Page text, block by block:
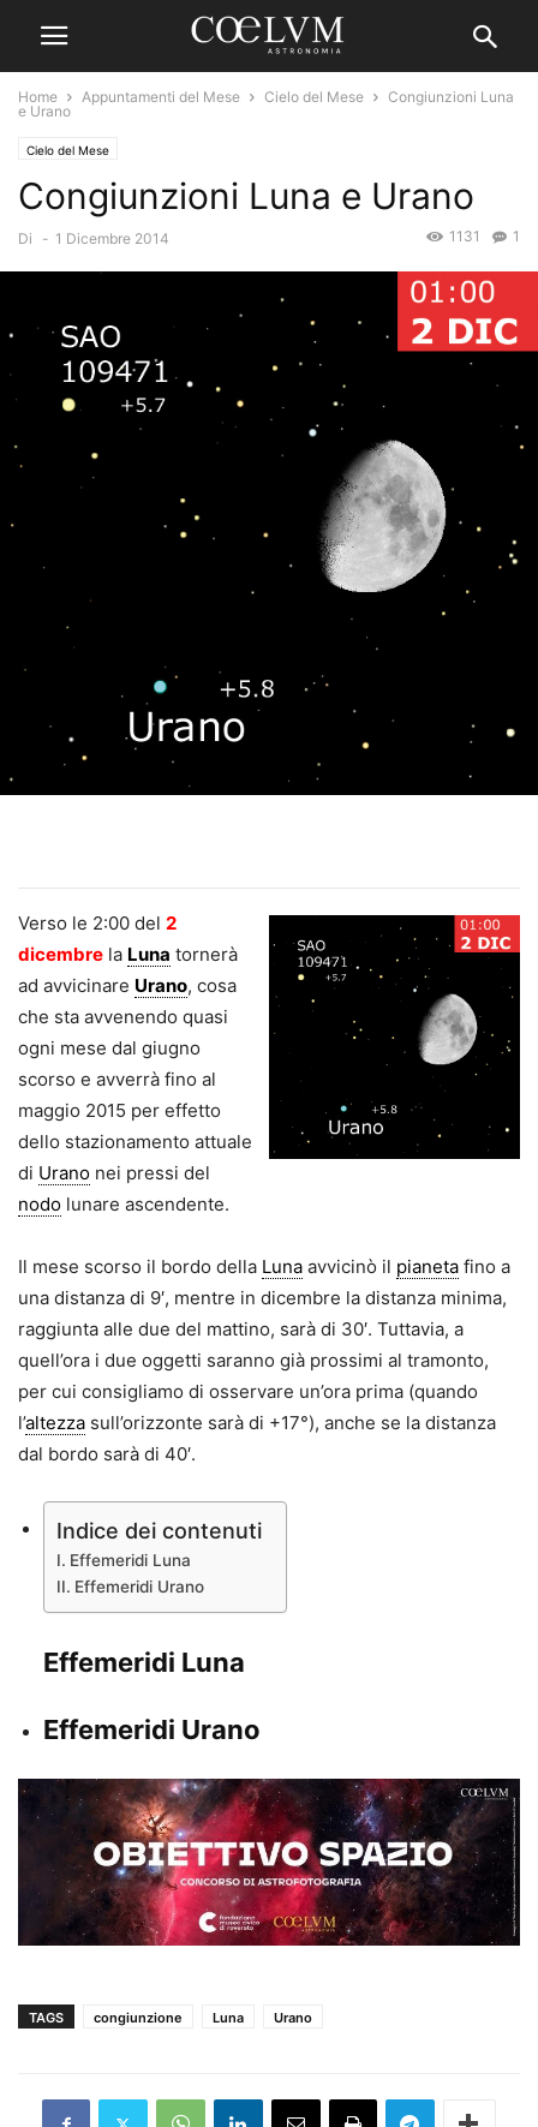
Home Appuntamenti del Mese Cielo del Mese
Congiunzioni Luna
e Urano
Cielo del Mese
Congiunzioni Luna e Urano
Di - 1 Dicembre 2014 1
1131
Verso le 2:00 del 2
dicembre la Luna tornerà
ad avvicinare Urano, cosa
che sta avvenendo quasi
ogni mese dal giugno
scorso e avverrà fino al
maggio 2015 per effetto
dello stazionamento attuale
di Urano nei pressi del
nodo lunare ascendente.
Il mese scorso il bordo della Luna avvicinò il pianeta fino a
una distanza di 9′, mentre in dicembre la distanza minima,
raggiunta alle due del mattino, sarà di 30′. Tuttavia, a
quell’ora i due oggetti saranno già prossimi al tramonto,
per cui consigliamo di osservare un’ora prima (quando
l’altezza sull’orizzonte sarà di +17°), anche se la distanza
dal bordo sarà di 40′.
Indice dei contenuti
Effemeridi Luna
Effemeridi Urano
Effemeridi Luna
Effemeridi Urano
TAGS congiunzione Luna Urano